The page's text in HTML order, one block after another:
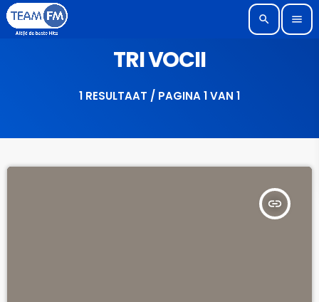
search menu
TRI VOCII
1 RESULTAAT / PAGINA 1 VAN 1
insert_link